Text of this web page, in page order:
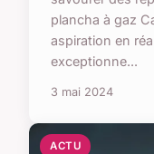
plancha à gaz
aspiration en
exceptionne...
3 mai 2024
ACTU